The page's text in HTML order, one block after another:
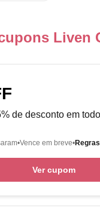
Liven
de desconto em
Vence em breve Regras
Ver cupom